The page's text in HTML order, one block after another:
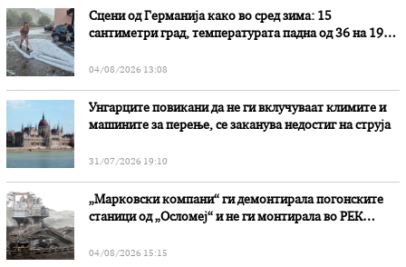
Сцени од Германија како во сред зима: 15
сантиметри град, температурата падна од 36 на 19
04/08/2026 13:08
Унгарците повикани да не ги вклучуваат климите и
машините за перење, се заканува недостиг на струја
31/07/2026 19:10
„Марковски компани“ ги демонтирала погонските
станици од „Осломеј“ и не ги монтирала во РЕК
04/08/2026 15:15